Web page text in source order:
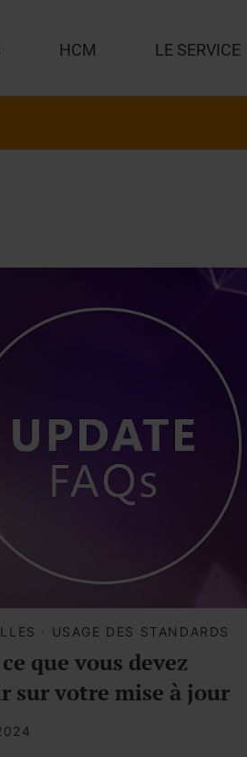
HCM LE SERVICE
· USAGE DES STANDARDS
que vous devez
sur votre mise à jour